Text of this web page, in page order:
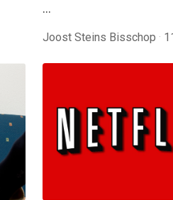
…
Joost Steins Bisschop ·